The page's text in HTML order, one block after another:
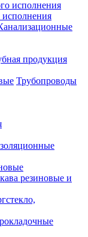
исполнения
продукция
Трубопроводы
резиновые и